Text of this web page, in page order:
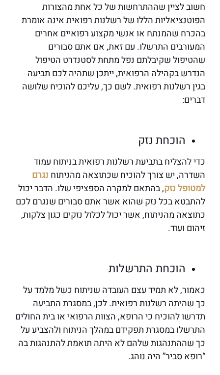
חשוב לציין שההתרחשות של כל אחת מהצורות
הפוטנציאליות הללו של רשלנות רפואית אינה אומרת
בהכרח שהמנתח או אנשי מקצוע רפואיים אחרים
המעורבים התרשלו. עם זאת, אם אתם סבורים
שהטיפול שקיבלתם נפל מתחת לסטנדרט הטיפול
הנדרש בקהילה הרפואית, ייתכן שתהיה לכם תביעה
בגין רשלנות רפואית. לשם כך, עליכם להוכיח שלושה
דברים:
הוכחת נזק
כדי להצליח בתביעת רשלנות רפואית בניתוח עמוד
השדרה, יש צורך להוכיח שכתוצאה מהניתוח נגרם
למטופל נזק, בהתאם למקרה הספציפי שלו. הדבר יכול
להתבטא בכל נזק שהוא אשר אתם סבורים שנגרם לכם
כתוצאה מהניתוח, אשר יכול לכלול נזקים כגון צלקות,
זיהום ועוד.
הוכחת התרשלות
כאמור, לא תמיד עצם העובדה שניתוח כשל מלמד על
כך שהיתה רשלנות רפואית. לכן, במסגרת התביעה
תדרשו להוכיח כי הרופא, הצוות הרפואי או בית החולים
התרשלו במסגרת תפקידם במהלך הניתוח ולהצביע על
כך שההתנהגות שלהם לא היתה תואמת להתנהגות בה
“רופא סביר” היה נוהג.